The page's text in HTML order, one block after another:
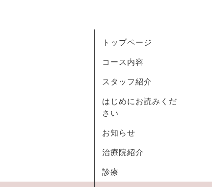
トップページ
コース内容
スタッフ紹介
はじめにお読みくだ
さい
お知らせ
治療院紹介
診療